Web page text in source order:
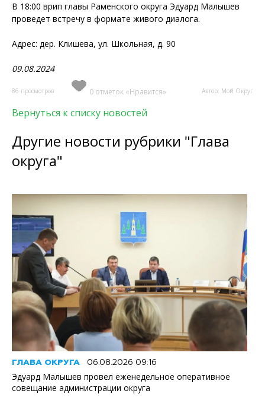
В 18:00 врип главы Раменского округа Эдуард Малышев
проведет встречу в формате живого диалога.
Адрес: дер. Клишева, ул. Школьная, д. 90
09.08.2024
86 просмотров 0 отметок «Нравится» Автор: Мой Округ
Вернуться к списку новостей
Другие новости рубрики "Глава
округа"
ГЛАВА ОКРУГА 06.08.2026 09:16
Эдуард Малышев провел еженедельное оперативное
совещание администрации округа